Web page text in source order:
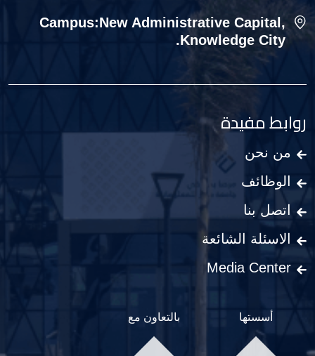
Campus:New Administrative Capital,
Knowledge City.
روابط مفيدة
من نحن
الوظائف
اتصل بنا
الاسئلة الشائعة
Media Center
أسستها بالتعاون مع